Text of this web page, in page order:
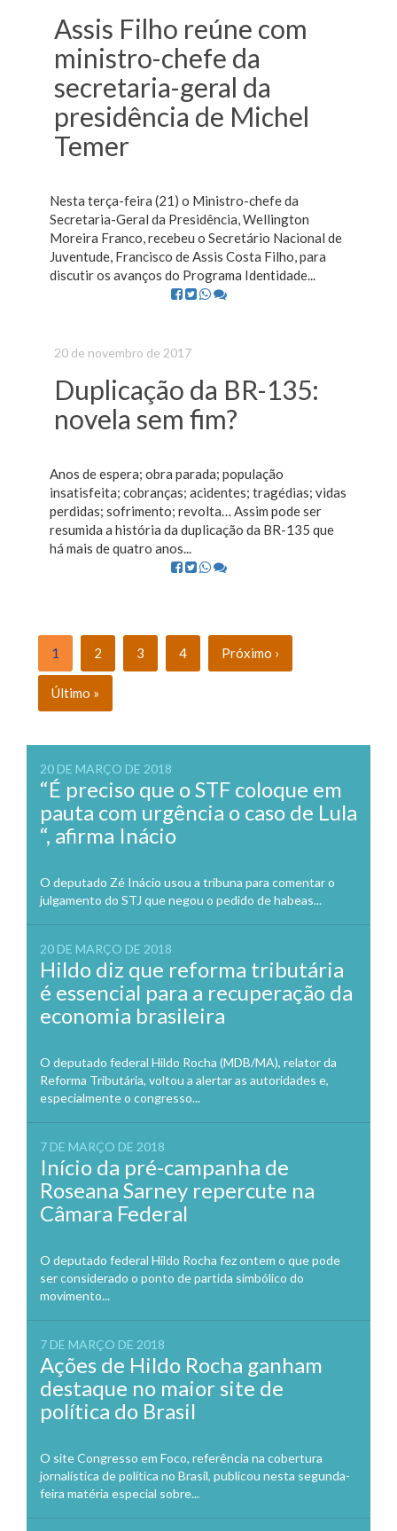
Assis Filho reúne com
ministro-chefe da
secretaria-geral da
presidência de Michel
Temer
Nesta terça-feira (21) o Ministro-chefe da
Secretaria-Geral da Presidência, Wellington
Moreira Franco, recebeu o Secretário Nacional de
Juventude, Francisco de Assis Costa Filho, para
discutir os avanços do Programa Identidade...
20 de novembro de 2017
Duplicação da BR-135:
novela sem fim?
Anos de espera; obra parada; população
insatisfeita; cobranças; acidentes; tragédias; vidas
perdidas; sofrimento; revolta… Assim pode ser
resumida a história da duplicação da BR-135 que
há mais de quatro anos...
1 2 3 4 Próximo ›
Último »
20 DE MARÇO DE 2018
“É preciso que o STF coloque em
pauta com urgência o caso de Lula
“, afirma Inácio
O deputado Zé Inácio usou a tribuna para comentar o
julgamento do STJ que negou o pedido de habeas...
20 DE MARÇO DE 2018
Hildo diz que reforma tributária
é essencial para a recuperação da
economia brasileira
O deputado federal Hildo Rocha (MDB/MA), relator da
Reforma Tributária, voltou a alertar as autoridades e,
especialmente o congresso...
7 DE MARÇO DE 2018
Início da pré-campanha de
Roseana Sarney repercute na
Câmara Federal
O deputado federal Hildo Rocha fez ontem o que pode
ser considerado o ponto de partida simbólico do
movimento...
7 DE MARÇO DE 2018
Ações de Hildo Rocha ganham
destaque no maior site de
política do Brasil
O site Congresso em Foco, referência na cobertura
jornalística de política no Brasil, publicou nesta segunda-
feira matéria especial sobre...